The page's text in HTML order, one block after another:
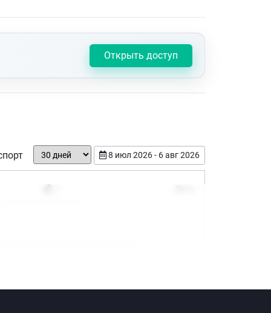
Открыть доступ
8 июл 2026 - 6 авг 2026